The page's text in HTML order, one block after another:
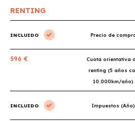
RENTING
INCLUIDO Precio de
596 €
Cuota orientativa
renting (5 años
10.000km/año)
INCLUIDO Impuestos (Año)